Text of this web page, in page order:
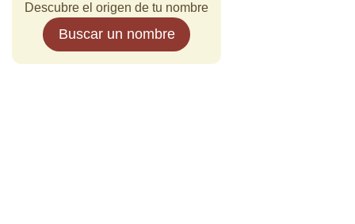
Descubre el origen de tu nombre
Buscar un nombre